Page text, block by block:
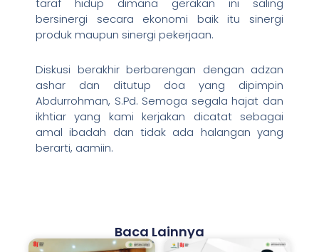
taraf hidup dimana gerakan ini saling
bersinergi secara ekonomi baik itu sinergi
produk maupun sinergi pekerjaan.
Diskusi berakhir berbarengan dengan adzan
ashar dan ditutup doa yang dipimpin
Abdurrohman, S.Pd. Semoga segala hajat dan
ikhtiar yang kami kerjakan dicatat sebagai
amal ibadah dan tidak ada halangan yang
berarti, aamiin.
Baca Lainnya